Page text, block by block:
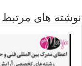
نوشته های مرتبط